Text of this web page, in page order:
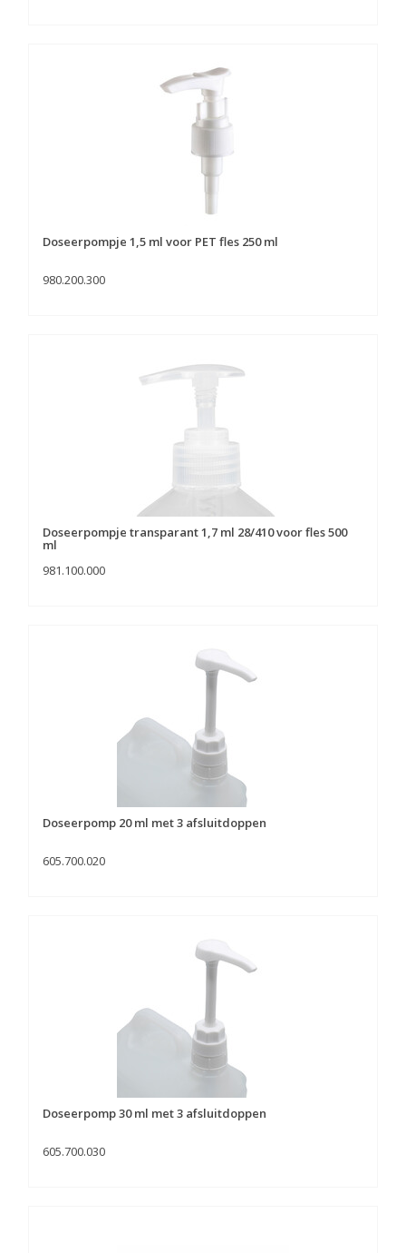
Doseerpompje 1,5 ml voor PET fles 250 ml
980.200.300
Doseerpompje transparant 1,7 ml 28/410 voor fles 500
ml
981.100.000
Doseerpomp 20 ml met 3 afsluitdoppen
605.700.020
Doseerpomp 30 ml met 3 afsluitdoppen
605.700.030